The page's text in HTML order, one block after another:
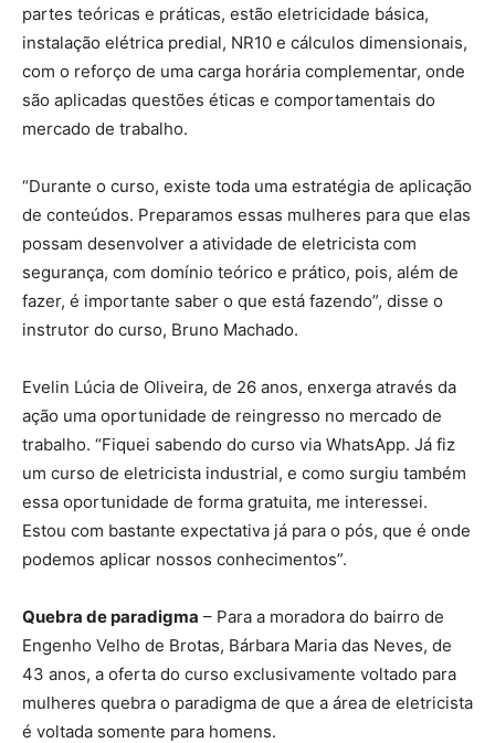
partes teóricas e práticas, estão eletricidade básica,
instalação elétrica predial, NR10 e cálculos dimensionais,
com o reforço de uma carga horária complementar, onde
são aplicadas questões éticas e comportamentais do
mercado de trabalho.
“Durante o curso, existe toda uma estratégia de aplicação
de conteúdos. Preparamos essas mulheres para que elas
possam desenvolver a atividade de eletricista com
segurança, com domínio teórico e prático, pois, além de
fazer, é importante saber o que está fazendo”, disse o
instrutor do curso, Bruno Machado.
Evelin Lúcia de Oliveira, de 26 anos, enxerga através da
ação uma oportunidade de reingresso no mercado de
trabalho. “Fiquei sabendo do curso via WhatsApp. Já fiz
um curso de eletricista industrial, e como surgiu também
essa oportunidade de forma gratuita, me interessei.
Estou com bastante expectativa já para o pós, que é onde
podemos aplicar nossos conhecimentos”.
Quebra de paradigma – Para a moradora do bairro de
Engenho Velho de Brotas, Bárbara Maria das Neves, de
43 anos, a oferta do curso exclusivamente voltado para
mulheres quebra o paradigma de que a área de eletricista
é voltada somente para homens.